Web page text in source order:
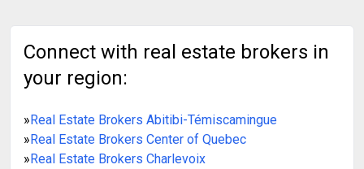
Connect with real estate brokers in
your region:
»Real Estate Brokers Abitibi-Témiscamingue
»Real Estate Brokers Center of Quebec
»Real Estate Brokers Charlevoix